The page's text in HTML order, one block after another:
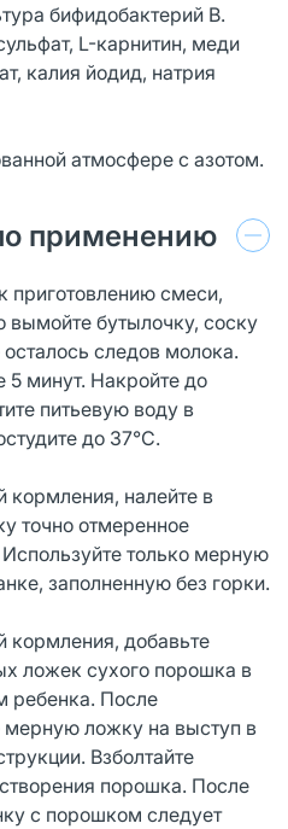
бифидобактерий B.
L-карнитин, меди
калия йодид, натрия
атмосфере с азотом.
применению
приготовлению смеси,
вымойте бутылочку, соску
следов молока.
5 минут. Накройте до
питьевую воду в
до 37°С.
кормления, налейте в
точно отмеренное
только мерную
заполненную без горки.
кормления, добавьте
ложек сухого порошка в
ребенка. После
мерную ложку на выступ в
Взболтайте
порошка. После
с порошком следует